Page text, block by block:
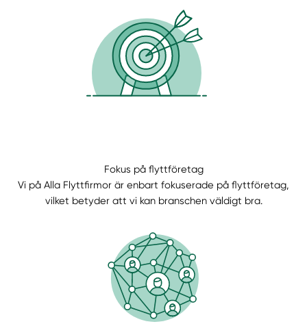
Manuellt Få hjälp
Fokus på flyttföretag
Vi på Alla Flyttfirmor är enbart fokuserade på flyttföretag,
vilket betyder att vi kan branschen väldigt bra.